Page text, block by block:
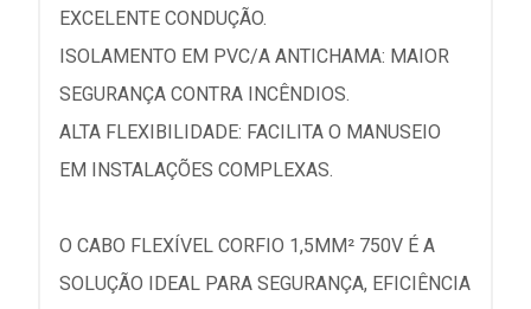
EXCELENTE CONDUÇÃO.
ISOLAMENTO EM PVC/A ANTICHAMA: MAIOR
SEGURANÇA CONTRA INCÊNDIOS.
ALTA FLEXIBILIDADE: FACILITA O MANUSEIO
EM INSTALAÇÕES COMPLEXAS.
O CABO FLEXÍVEL CORFIO 1,5MM² 750V É A
SOLUÇÃO IDEAL PARA SEGURANÇA, EFICIÊNCIA